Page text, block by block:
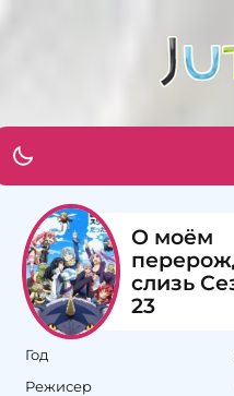
О моём
слизь
23
Год
Режисер